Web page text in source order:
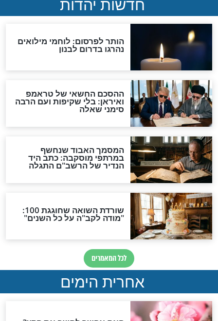
ישועות מעל לטבע בזכות אור
אל תחמיצו: 4 סגולות
חודש אדר
סגולות
סגולה מעולה לשמירה והגנה
סכנה בחיים